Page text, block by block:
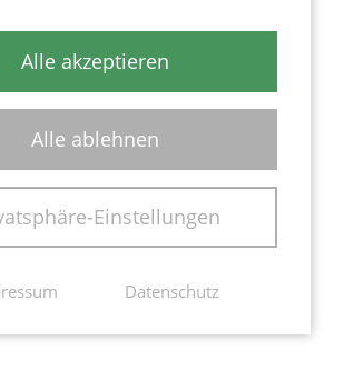
Alle akzeptieren
Alle ablehnen
Einstellungen
Datenschutz